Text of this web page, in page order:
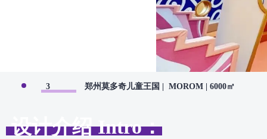
3 郑州莫多奇儿童王国 | MOROM | 6000㎡
设计介绍Intro：